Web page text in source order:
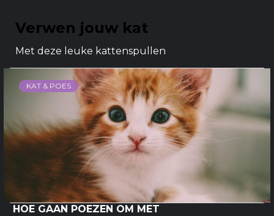
Verwen jouw kat
Met deze leuke kattenspullen
KAT & POES
HOE GAAN POEZEN OM MET